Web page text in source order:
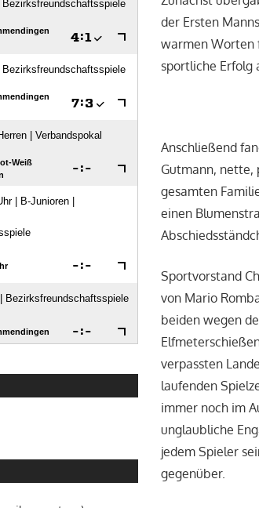
der Ersten
warmen Worten
sportliche Erfolg
Anschließend
Gutmann, nette,
gesamten
einen
Sportvorstand
von Mario
beiden wegen
verpassten
laufenden
immer noch im
unglaubliche
jedem Spieler
gegenüber.